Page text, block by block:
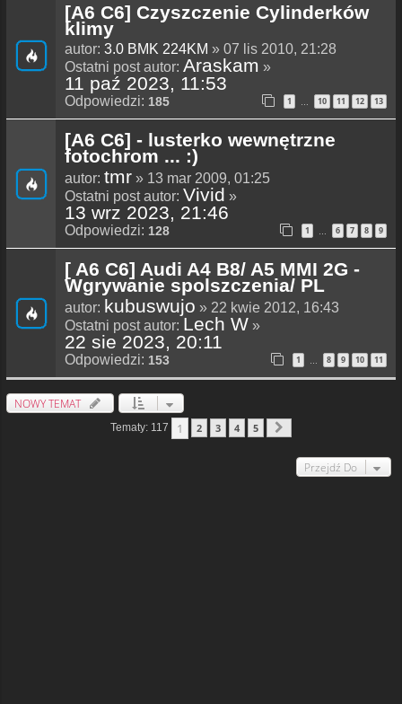
[A6 C6] Czyszczenie Cylinderków
klimy
autor: 3.0 BMK 224KM » 07 lis 2010, 21:28
Ostatni post autor: Araskam »
11 paź 2023, 11:53
Odpowiedzi: 185 1 … 10 11 12 13
[A6 C6] - lusterko wewnętrzne
fotochrom ... :)
autor: tmr » 13 mar 2009, 01:25
Ostatni post autor: Vivid »
13 wrz 2023, 21:46
Odpowiedzi: 128 1 … 6 7 8 9
[ A6 C6] Audi A4 B8/ A5 MMI 2G -
Wgrywanie spolszczenia/ PL
autor: kubuswujo » 22 kwie 2012, 16:43
Ostatni post autor: Lech W »
22 sie 2023, 20:11
Odpowiedzi: 153 1 … 8 9 10 11
NOWY TEMAT
Tematy: 117 1 2 3 4 5
Przejdź Do